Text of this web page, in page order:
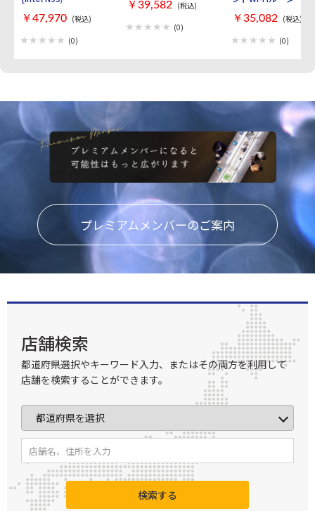
RAM:16GB/
SSD:512GB/ Windows
11 Pro]
￥47,970 (税込)
(0)
￥39,582 (税込)
(0)
AirStation
WXR9300BE6P [ブラ
ック]
￥35,082 (税込)
(0)
プレミアムメンバーのご案内
店舗検索
都道府県選択やキーワード入力、またはその両方を利用して
店舗を検索することができます。
検索する